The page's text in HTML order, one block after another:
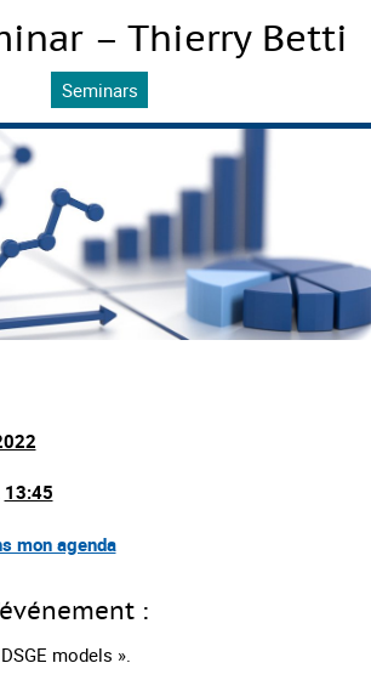
– Thierry Betti
Seminars
13:45
mon agenda
:
models ».